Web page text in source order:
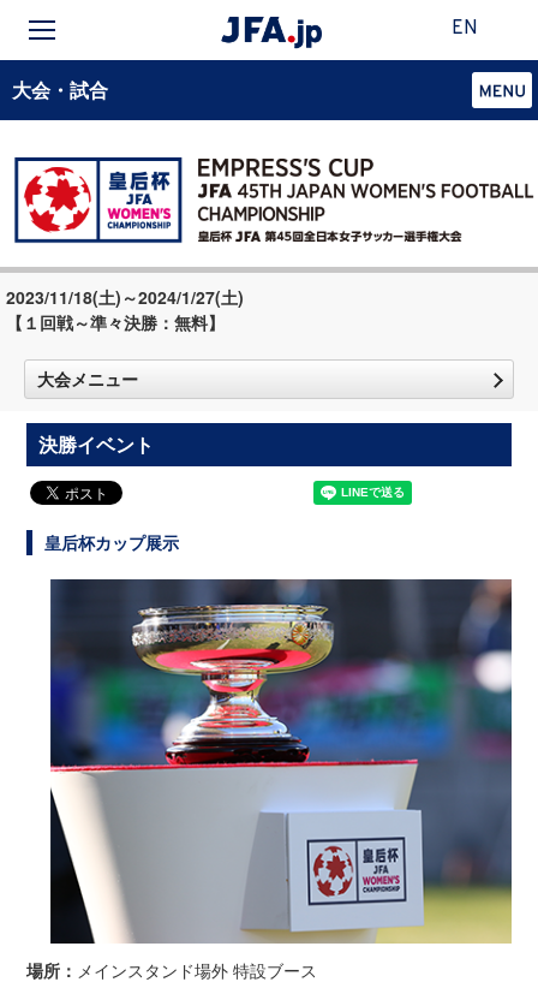
EN
大会・試合
2023/11/18(土)～2024/1/27(土)
【１回戦～準々決勝：無料】
大会メニュー
決勝イベント
皇后杯カップ展示
場所： メインスタンド場外 特設ブース